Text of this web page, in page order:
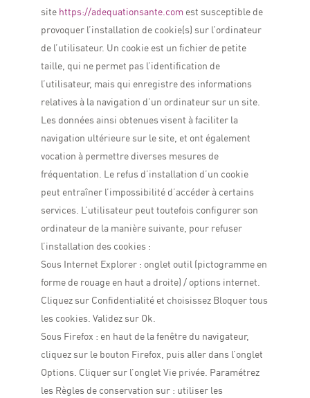
site https://adequationsante.com est susceptible de
provoquer l’installation de cookie(s) sur l’ordinateur
de l’utilisateur. Un cookie est un fichier de petite
taille, qui ne permet pas l’identification de
l’utilisateur, mais qui enregistre des informations
relatives à la navigation d’un ordinateur sur un site.
Les données ainsi obtenues visent à faciliter la
navigation ultérieure sur le site, et ont également
vocation à permettre diverses mesures de
fréquentation. Le refus d’installation d’un cookie
peut entraîner l’impossibilité d’accéder à certains
services. L’utilisateur peut toutefois configurer son
ordinateur de la manière suivante, pour refuser
l’installation des cookies :
Sous Internet Explorer : onglet outil (pictogramme en
forme de rouage en haut a droite) / options internet.
Cliquez sur Confidentialité et choisissez Bloquer tous
les cookies. Validez sur Ok.
Sous Firefox : en haut de la fenêtre du navigateur,
cliquez sur le bouton Firefox, puis aller dans l’onglet
Options. Cliquer sur l’onglet Vie privée. Paramétrez
les Règles de conservation sur : utiliser les